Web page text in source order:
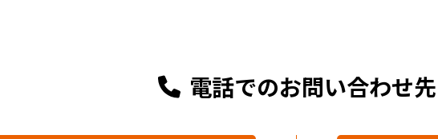
電話でのお問い合わせ先